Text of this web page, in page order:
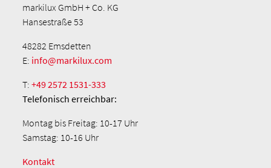
markilux GmbH + Co. KG
Hansestraße 53
48282 Emsdetten
E: info@markilux.com
T:+49 2572 1531-333
Telefonisch erreichbar:
Montag bis Freitag: 10-17 Uhr
Samstag: 10-16 Uhr
Kontakt